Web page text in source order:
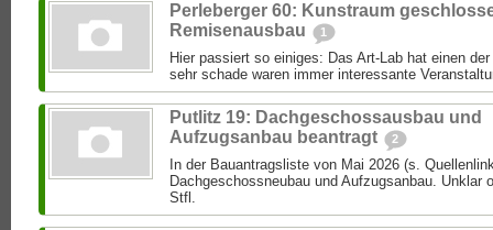
Perleberger 60: Kunstraum
Remisenausbau
1
Hier passiert so einiges: Das Art-Lab hat einen
sehr schade waren immer interessante
Putlitz 19: Dachgeschossausbau und
Aufzugsanbau beantragt
2
In der Bauantragsliste von Mai 2026 (s.
Dachgeschossneubau und Aufzugsanbau. Unklar
Stfl.